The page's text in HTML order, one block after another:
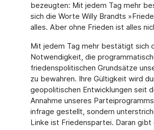
bezeugten: Mit jedem Tag mehr
sich die Worte Willy Brandts
alles. Aber ohne Frieden ist alles
Mit jedem Tag mehr bestätigt sich
Notwendigkeit, die
friedenspolitischen Grundsätze
zu bewahren. Ihre Gültigkeit wird
geopolitischen Entwicklungen seit
Annahme unseres
infrage gestellt, sondern
Linke ist Friedenspartei. Daran gibt